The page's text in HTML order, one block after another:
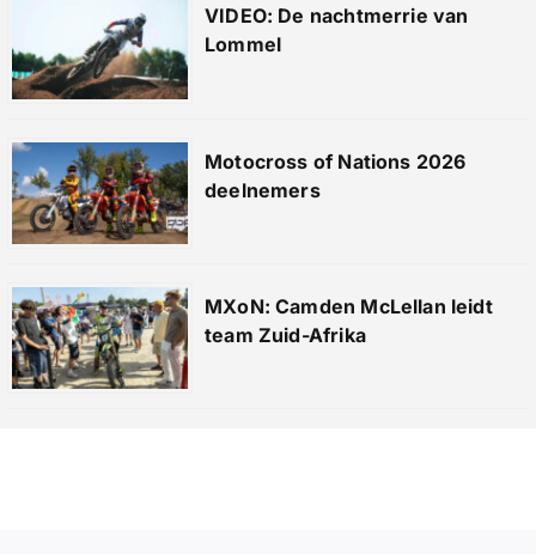
VIDEO: De nachtmerrie van
Lommel
Motocross of Nations 2026
deelnemers
MXoN: Camden McLellan leidt
team Zuid-Afrika